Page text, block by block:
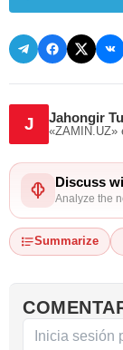
J Jahongir
«ZAMIN.UZ»
Discuss
Analyze the
Summarize